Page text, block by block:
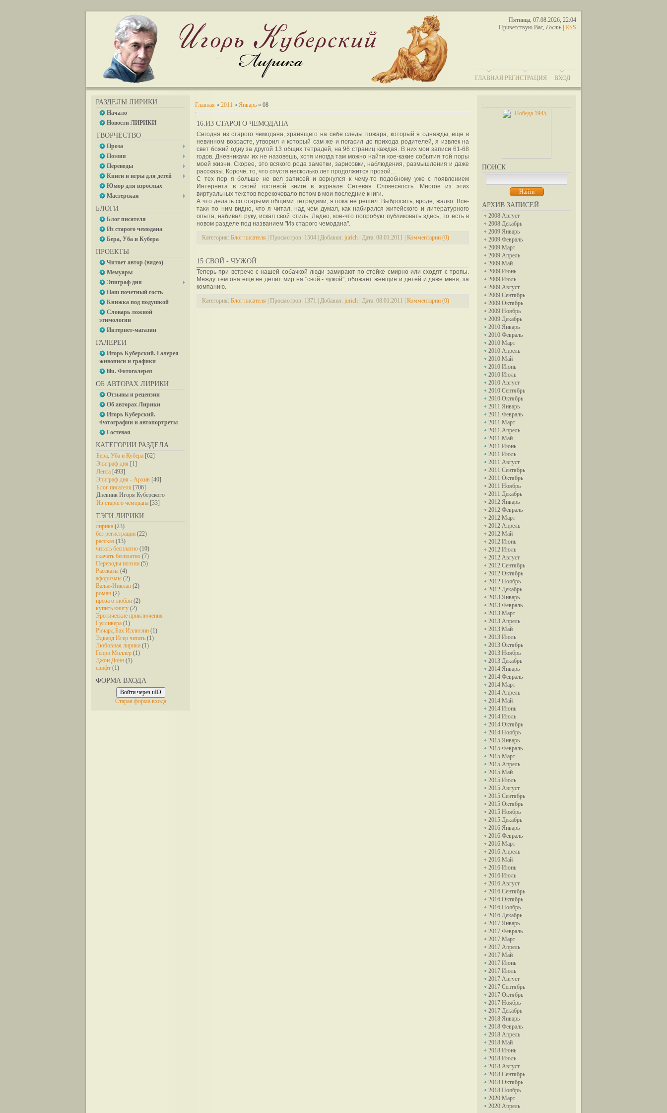
Пятница, 07.08.2026, 22:04
Приветствую Вас, Гость RSS
ГЛАВНАЯ РЕГИСТРАЦИЯ ВХОД
РАЗДЕЛЫ ЛИРИКИ
Начало
Новости ЛИРИКИ
ТВОРЧЕСТВО
Проза
Поэзия
Переводы
Книги и игры для детей
Юмор для взрослых
Мастерская
БЛОГИ
Блог писателя
Из старого чемодана
Бера, Уба и Кубера
ПРОЕКТЫ
Читает автор (видео)
Мемуары
Эпиграф дня
Наш почетный гость
Книжка под подушкой
Словарь ложной
этимологии
Интернет-магазин
ГАЛЕРЕИ
Игорь Куберский. Галерея
живописи и графики
lilu. Фотогалерея
ОБ АВТОРАХ ЛИРИКИ
Отзывы и рецензии
Об авторах Лирики
Игорь Куберский.
Фотографии и автопортреты
Гостевая
КАТЕГОРИИ РАЗДЕЛА
Бера, Уба и Кубера [62]
Эпиграф дня [1]
Лента [493]
Эпиграф дня - Архив [40]
Блог писателя [706]
Дневник Игоря Куберского
Из старого чемодана [33]
ТЭГИ ЛИРИКИ
лирика (23)
без регистрации (22)
рассказ (13)
читать бесплатно (10)
скачать бесплатно (7)
Переводы поэзии (5)
Рассказы (4)
афоризмы (2)
Валье-Инклан (2)
роман (2)
проза о любви (2)
купить книгу (2)
Эротические приключения
Гулливера (1)
Ричард Бах Иллюзии (1)
Эдвард Игер читать (1)
Любовная лирика (1)
Генри Миллер (1)
Джон Донн (1)
свифт (1)
ФОРМА ВХОДА
Войти через uID
Старая форма входа
.
ПОИСК
АРХИВ ЗАПИСЕЙ
2008 Август
2008 Декабрь
2009 Январь
2009 Февраль
2009 Март
2009 Апрель
2009 Май
2009 Июнь
2009 Июль
2009 Август
2009 Сентябрь
2009 Октябрь
2009 Ноябрь
2009 Декабрь
2010 Январь
2010 Февраль
2010 Март
2010 Апрель
2010 Май
2010 Июнь
2010 Июль
2010 Август
2010 Сентябрь
2010 Октябрь
2011 Январь
2011 Февраль
2011 Март
2011 Апрель
2011 Май
2011 Июнь
2011 Июль
2011 Август
2011 Сентябрь
2011 Октябрь
2011 Ноябрь
2011 Декабрь
2012 Январь
2012 Февраль
2012 Март
2012 Апрель
2012 Май
2012 Июнь
2012 Июль
2012 Август
2012 Сентябрь
2012 Октябрь
2012 Ноябрь
2012 Декабрь
2013 Январь
2013 Февраль
2013 Март
2013 Апрель
2013 Май
2013 Июль
2013 Октябрь
2013 Ноябрь
2013 Декабрь
2014 Январь
2014 Февраль
2014 Март
2014 Апрель
2014 Май
2014 Июнь
2014 Июль
2014 Октябрь
2014 Ноябрь
2015 Январь
2015 Февраль
2015 Март
2015 Апрель
2015 Май
2015 Июль
2015 Август
2015 Сентябрь
2015 Октябрь
2015 Ноябрь
2015 Декабрь
2016 Январь
2016 Февраль
2016 Март
2016 Апрель
2016 Май
2016 Июнь
2016 Июль
2016 Август
2016 Сентябрь
2016 Октябрь
2016 Ноябрь
2016 Декабрь
2017 Январь
2017 Февраль
2017 Март
2017 Апрель
2017 Май
2017 Июнь
2017 Июль
2017 Август
2017 Сентябрь
2017 Октябрь
2017 Ноябрь
2017 Декабрь
2018 Январь
2018 Февраль
2018 Апрель
2018 Май
2018 Июнь
2018 Июль
2018 Август
2018 Сентябрь
2018 Октябрь
2018 Ноябрь
2020 Март
2020 Апрель
Главная » 2011 » Январь » 08
16.ИЗ СТАРОГО ЧЕМОДАНА
Сегодня из старого чемодана, хранящего на себе следы пожара, который я однажды, еще в
невинном возрасте, утворил и который сам же и погасил до прихода родителей, я извлек на
свет божий одну за другой 13 общих тетрадей, на 96 страниц каждая. В них мои записи 61-68
годов. Дневниками их не назовешь, хотя иногда там можно найти кое-какие события той поры
моей жизни. Скорее, это всякого рода заметки, зарисовки, наблюдения, размышления и даже
рассказы. Короче, то, что спустя несколько лет продолжится прозой...
С тех пор я больше не вел записей и вернулся к чему-то подобному уже с появлением
Интернета в своей гостевой книге в журнале Сетевая Словесность. Многое из этих
виртуальных текстов перекочевало потом в мои последние книги.
А что делать со старыми общими тетрадями, я пока не решил. Выбросить, вроде, жалко. Все-
таки по ним видно, что я читал, над чем думал, как набирался житейского и литературного
опыта, набивал руку, искал свой стиль. Ладно, кое-что попробую публиковать здесь, то есть в
новом разделе под названием "Из старого чемодана".
Категория: Блог писателя Просмотров: 1504 Добавил: jurich Дата: 08.01.2011 Комментарии (0)
15.СВОЙ - ЧУЖОЙ
Теперь при встрече с нашей собачкой люди замирают по стойке смирно или сходят с тропы.
Между тем она еще не делит мир на "свой - чужой", обожает женщин и детей и даже меня, за
компанию.
Категория: Блог писателя Просмотров: 1371 Добавил: jurich Дата: 08.01.2011 Комментарии (0)